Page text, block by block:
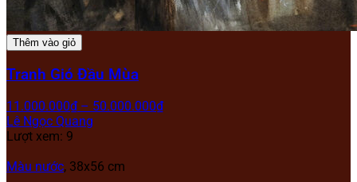
Thêm vào giỏ
Tranh Gió Đầu Mùa
11.000.000₫ – 50.000.000₫
Lê Ngọc Quang
Lượt xem: 9
Màu nước, 38x56 cm